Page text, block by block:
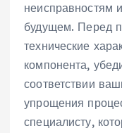
неисправностям
будущем. Перед
технические
компонента‚
соответствии
упрощения
специалисту‚